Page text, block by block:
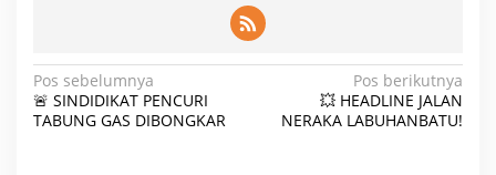
N
a
Pos sebelumnya
🚨 SINDIDIKAT PENCURI
TABUNG GAS DIBONGKAR
Pos berikutnya
💥 HEADLINE JALAN
NERAKA LABUHANBATU!